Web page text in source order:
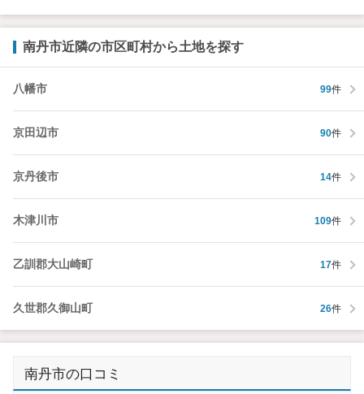
南丹市近隣の市区町村から土地を探す
八幡市 99件
京田辺市 90件
京丹後市 14件
木津川市 109件
乙訓郡大山崎町 17件
久世郡久御山町 26件
南丹市の口コミ